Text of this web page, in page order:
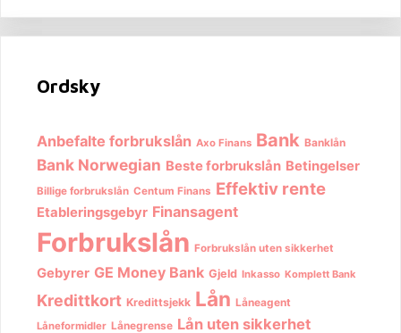
Ordsky
Anbefalte forbrukslån Axo Finans Bank Banklån
Bank Norwegian Beste forbrukslån Betingelser
Billige forbrukslån Centum Finans Effektiv rente
Etableringsgebyr Finansagent
Forbrukslån Forbrukslån uten sikkerhet
Gebyrer GE Money Bank Gjeld Inkasso Komplett Bank
Kredittkort Kredittsjekk Lån Låneagent
Låneformidler Lånegrense Lån uten sikkerhet